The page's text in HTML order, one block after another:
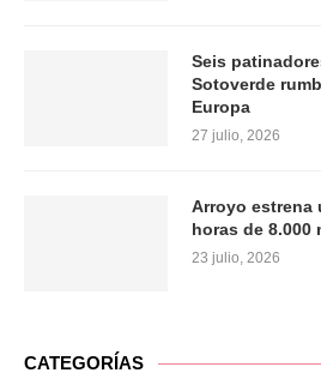
Seis
Sotoverde
Europa
27 julio, 2026
Arroyo estrena
horas de 8.000
23 julio, 2026
CATEGORÍAS